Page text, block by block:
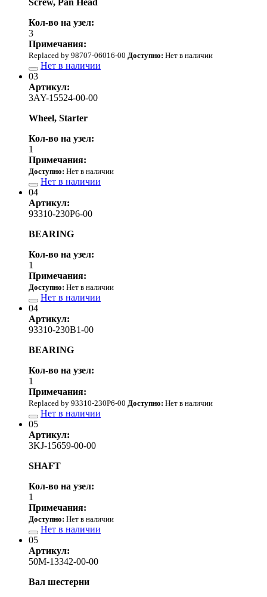
Кол-во на узел:
3
Примечания:
Replaced by 98707-06016-00 Доступно: Нет в наличии
Нет в наличии
03
Артикул:
3AY-15524-00-00
Wheel, Starter
Кол-во на узел:
1
Примечания:
Доступно: Нет в наличии
Нет в наличии
04
Артикул:
93310-230P6-00
BEARING
Кол-во на узел:
1
Примечания:
Доступно: Нет в наличии
Нет в наличии
04
Артикул:
93310-230B1-00
BEARING
Кол-во на узел:
1
Примечания:
Replaced by 93310-230P6-00 Доступно: Нет в наличии
Нет в наличии
05
Артикул:
3KJ-15659-00-00
SHAFT
Кол-во на узел:
1
Примечания:
Доступно: Нет в наличии
Нет в наличии
05
Артикул:
50M-13342-00-00
Вал шестерни